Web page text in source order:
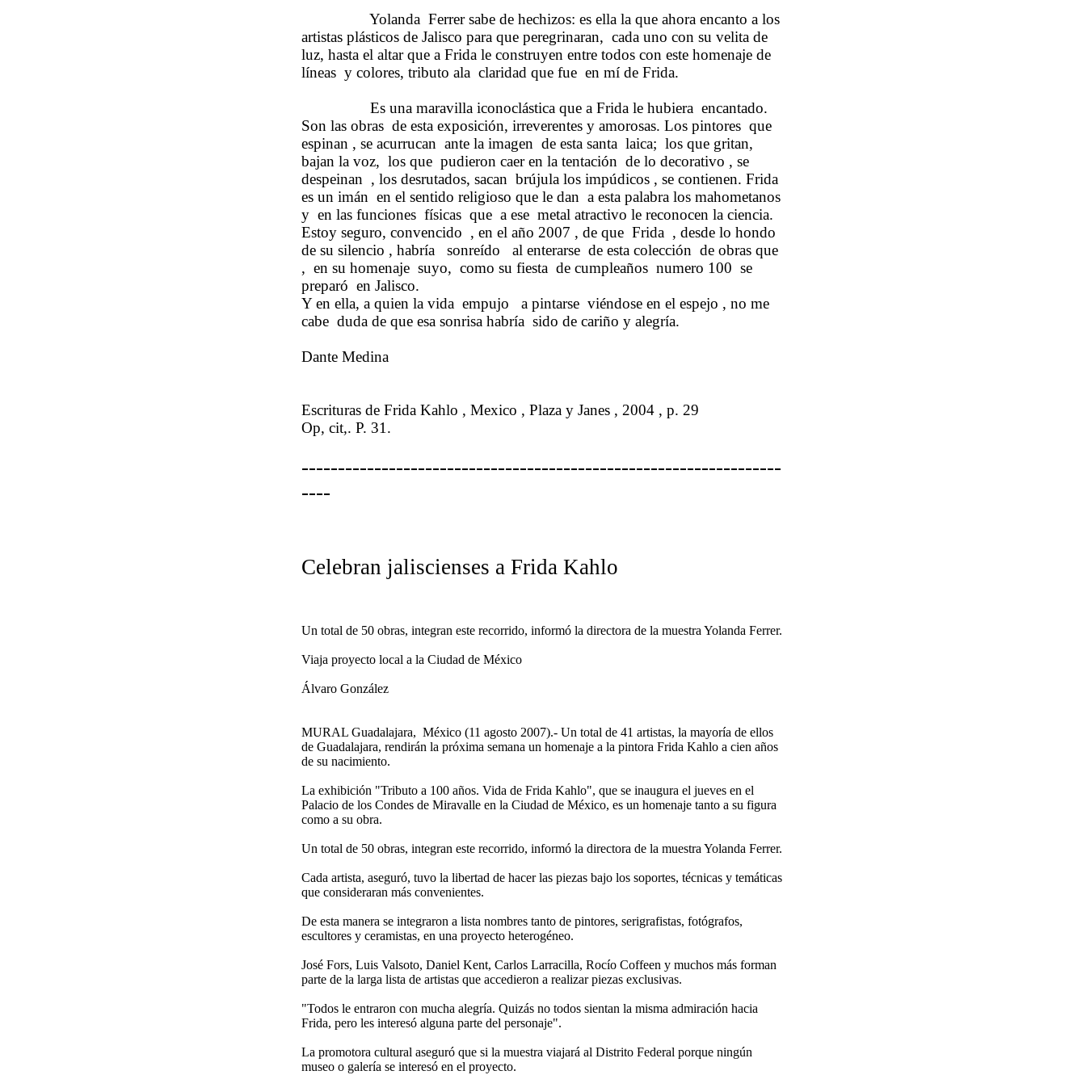
Yolanda Ferrer sabe de hechizos: es ella la que ahora encanto a los
artistas plásticos de Jalisco para que peregrinaran, cada uno con su velita de
luz, hasta el altar que a Frida le construyen entre todos con este homenaje de
líneas y colores, tributo ala claridad que fue en mí de Frida.
Es una maravilla iconoclásticaque a Frida le hubiera encantado.
Son las obras de esta exposición, irreverentes y amorosas. Los pintores que
espinan , se acurrucan ante la imagen de esta santa laica; los que gritan,
bajan la voz, los que pudieron caer en la tentación de lo decorativo , se
despeinan , los desrutados, sacan brújula los impúdicos , se contienen. Frida
es un imán en el sentido religioso que le dan a esta palabra los mahometanos
y en las funciones físicas que a ese metal atractivo le reconocen la ciencia.
Estoy seguro, convencido , en el año 2007 , de que Frida , desde lo hondo
de su silencio , habría
sonreído al enterarse de esta colección de obras que
, en su homenaje suyo, como su fiesta de cumpleaños numero 100 se
preparó en Jalisco.
Y en ella, a quien la vida empujo a pintarse viéndose en el espejo , no me
cabe duda de que esa sonrisa habría sido de cariño y alegría.
Dante Medina
Escrituras de Frida Kahlo , Mexico , Plaza y Janes, 2004 , p. 29
Op, cit,. P. 31.
------------------------------------------------------------------
----
Celebran jaliscienses a Frida Kahlo
Un total de 50 obras, integran este recorrido, informó la directora de la muestra Yolanda Ferrer.
Viaja proyecto local a la Ciudad de México
Álvaro González
MURAL Guadalajara, México (11 agosto 2007).- Un total de 41 artistas, la mayoría de ellos
de Guadalajara, rendirán la próxima semana un homenaje a la pintora Frida Kahloa cien años
de su nacimiento.
La exhibición "Tributo a 100 años. Vida de Frida Kahlo", que se inaugura el jueves en el
Palacio de los Condes de Miravalleen la Ciudad de México, es un homenaje tanto a su figura
como a su obra.
Un total de 50 obras, integran este recorrido, informó la directora de la muestra Yolanda Ferrer.
Cada artista, aseguró, tuvo la libertad de hacer las piezas bajo los soportes, técnicas y temáticas
que consideraran más convenientes.
De esta manera se integraron a lista nombres tanto de pintores, serigrafistas, fotógrafos,
escultores y ceramistas, en una proyecto heterogéneo.
José Fors, Luis Valsoto, Daniel Kent, Carlos Larracilla, Rocío Coffeen y muchos más forman
parte de la larga lista de artistas que accedieron a realizar piezas exclusivas.
"Todos le entraron con mucha alegría. Quizás no todos sientan la misma admiración hacia
Frida, pero les interesó alguna parte del personaje".
La promotora cultural aseguró que si la muestra viajará al Distrito Federal porque ningún
museo o galería se interesó en el proyecto.